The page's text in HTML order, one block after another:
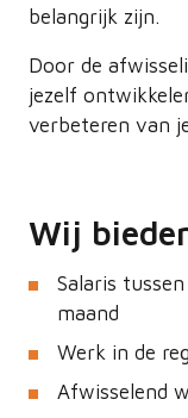
belangrijk zijn.
Door de
jezelf
verbeteren van
Wij
Salaris
maand
Werk in de
Afwisselend